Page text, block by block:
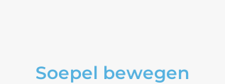
Soepel bewegen